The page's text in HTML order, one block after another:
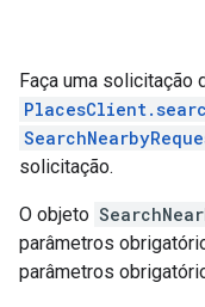
Faça uma solicitação
solicitação.
O objeto
parâmetros
parâmetros